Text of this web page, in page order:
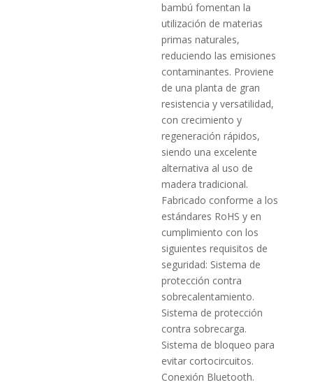
bambú fomentan la
utilización de materias
primas naturales,
reduciendo las emisiones
contaminantes. Proviene
de una planta de gran
resistencia y versatilidad,
con crecimiento y
regeneración rápidos,
siendo una excelente
alternativa al uso de
madera tradicional.
Fabricado conforme a los
estándares RoHS y en
cumplimiento con los
siguientes requisitos de
seguridad: Sistema de
protección contra
sobrecalentamiento.
Sistema de protección
contra sobrecarga.
Sistema de bloqueo para
evitar cortocircuitos.
Conexión Bluetooth.